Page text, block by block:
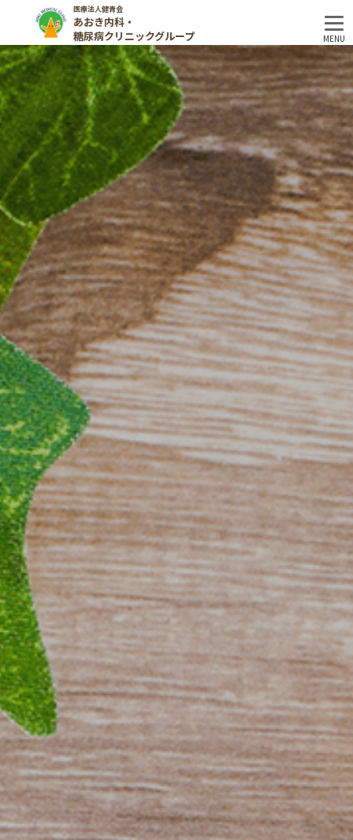
医療法人健青会
あおき内科・
糖尿病クリニックグループ
MENU